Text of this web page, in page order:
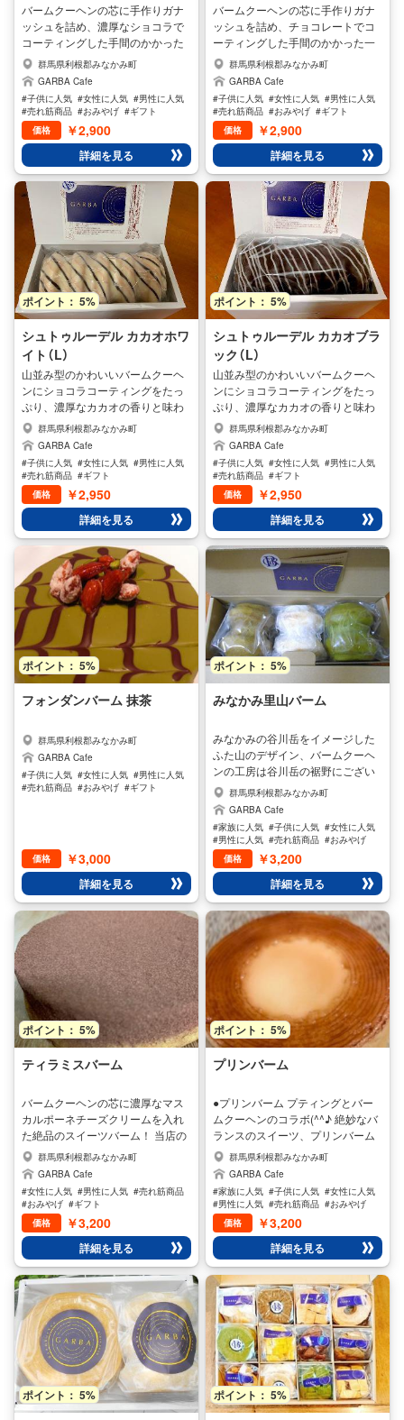
バームクーヘンの芯に手作りガナ
ッシュを詰め、濃厚なショコラで
コーティングした手間のかかった
一品、完全手作りの商品なので少
量消費で販売しているため、売り
切れの場合がございますのでご了
承下さいませ。 冷やせば生チョコ
の様な食感。 温めればとろ～りと
ろけるフォンダンショコラが楽し
めるバームクーヘンです。
群馬県利根郡みなかみ町
GARBA Cafe
#子供に人気 #女性に人気 #男性に人気
#売れ筋商品 #おみやげ #ギフト
価格
￥2,900
詳細を見る
バームクーヘンの芯に手作りガナ
ッシュを詰め、チョコレートでコ
ーティングした手間のかかった一
品。 冷やして食べれば生チョコの
様な食感が楽しめる♪ 温めればと
ろ～りとろけるフォンダンショコ
ラが楽しめるバームクーヘン～
(^^♪ お土産やプレゼントに大人気
なのがこのフォンダンバームなん
群馬県利根郡みなかみ町
GARBA Cafe
#子供に人気 #女性に人気 #男性に人気
#売れ筋商品 #おみやげ #ギフト
価格
￥2,900
詳細を見る
ポイント： 5%
シュトゥルーデル カカオホワ
イト（L）
山並み型のかわいいバームクーヘ
ンにショコラコーティングをたっ
ぷり、濃厚なカカオの香りと味わ
いが口の中いっぱいに広がるバー
ムクーヘンです。 カカオホワイト
やカカオブラック、季節によって
は、抹茶などもご用意しておりま
す。 オンライン注文の方 発送にあ
たり、この商品は冷凍発送をさせ
ていただきます。 配送料はお客様
のご負担となりますので運賃表を
ご参照くださいませ。 ご注文から
お届けまでは、およそ3日～4日で
す。日にち、時間のご指定も出来
ます
群馬県利根郡みなかみ町
GARBA Cafe
#子供に人気 #女性に人気 #男性に人気
#売れ筋商品 #ギフト
価格
￥2,950
詳細を見る
ポイント： 5%
シュトゥルーデル カカオブラ
ック（L）
山並み型のかわいいバームクーヘ
ンにショコラコーティングをたっ
ぷり、濃厚なカカオの香りと味わ
いが口の中いっぱいに広がるバー
ムクーヘンの美味しさ。 地元の小
麦、地元の卵、（生卵）当社では冷
凍卵を一切使用しておりません。
生卵、フレッシュ卵は風味も良く
もっちりと仕上がるんです。 地産
地消の材料で焼き上げた、シュト
ゥルーデルカカオブラックの濃厚
な味わいを是非お楽しみくださ
い。 オンライン注文の方 発送にあ
たり、この商品は冷凍発送をさせ
ていただきます。 配送料はお客様
のご負担となりますので運賃表を
ご参照くださいませ。 ご注文から
お届けまでは、およそ3日～4日で
す。日にち、時間のご指定も出来
ます
群馬県利根郡みなかみ町
GARBA Cafe
#子供に人気 #女性に人気 #男性に人気
#売れ筋商品 #ギフト
価格
￥2,950
詳細を見る
ポイント： 5%
フォンダンバーム 抹茶
群馬県利根郡みなかみ町
GARBA Cafe
#子供に人気 #女性に人気 #男性に人気
#売れ筋商品 #おみやげ #ギフト
価格 ￥3,000
詳細を見る
ポイント： 5%
みなかみ里山バーム
みなかみの谷川岳をイメージした
ふた山のデザイン、バームクーヘ
ンの工房は谷川岳の裾野にござい
ます。谷川の美味しい空気と清ら
かな水、そんな自然の中で作られ
るバームクーヘンは材料にこだわ
り、美味しい手焼きのバームクー
ヘンです。 この商品は、抹茶 ほう
じ茶 卵をふんだんに使用したプレ
ーンの、3種類を箱詰めしていま
す。リッチなギフトとして喜ばれ
ております。
群馬県利根郡みなかみ町
GARBA Cafe
#家族に人気 #子供に人気 #女性に人気
#男性に人気 #売れ筋商品 #おみやげ
#ギフト
価格 ￥3,200
詳細を見る
ポイント： 5%
ティラミスバーム
バームクーヘンの芯に濃厚なマス
カルポーネチーズクリームを入れ
た絶品のスイーツバーム！ 当店の
アトリエで手作りのバームクーヘ
ンはお客様の納得の行く味わいに
仕上げています。 商品は冷凍販売
の為、お召し上がりになる場合
は、冷蔵庫で3時間ほど解凍してお
召し上がりください。 オンライン
でご購入の場合、冷凍発送となり
ます。
群馬県利根郡みなかみ町
GARBA Cafe
#女性に人気 #男性に人気 #売れ筋商品
#おみやげ #ギフト
価格
￥3,200
詳細を見る
ポイント： 5%
プリンバーム
●プリンバーム プティングとバー
ムクーヘンのコラボ(^^♪ 絶妙なバ
ランスのスイーツ、プリンバーム
は大人気の商品です。 数量限定で
生産していますので、夏の時期は
売り切れの場合がございますので
ご了承くださいませ。
群馬県利根郡みなかみ町
GARBA Cafe
#家族に人気 #子供に人気 #女性に人気
#男性に人気 #売れ筋商品 #おみやげ
価格
￥3,200
詳細を見る
ポイント： 5% ポイント： 5%